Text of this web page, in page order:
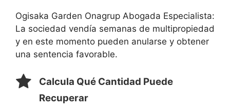
Ogisaka Garden Onagrup Abogada Especialista:
La sociedad vendía semanas de multipropiedad
y en este momento pueden anularse y obtener
una sentencia favorable.
Calcula Qué Cantidad Puede
Recuperar